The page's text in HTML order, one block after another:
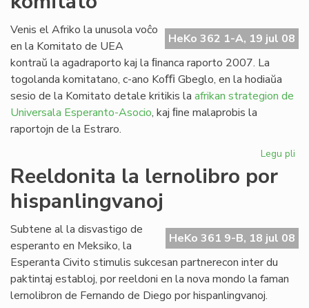
HeKo 362 1-A, 19 jul 08
Venis el Afriko la unusola voĉo
en la Komitato de UEA
kontraŭ la agadraporto kaj la ﬁnanca raporto 2007. La
togolanda komitatano, c-ano Koﬃ Gbeglo, en la hodiaŭa
sesio de la Komitato detale kritikis la afrikan strategion de
Universala Esperanto-Asocio, kaj ﬁne malaprobis la
raportojn de la Estraro.
Legu pli
Reeldonita la lernolibro por
hispanlingvanoj
HeKo 361 9-B, 18 jul 08
Subtene al la disvastigo de
esperanto en Meksiko, la
Esperanta Civito stimulis sukcesan partnerecon inter du
paktintaj establoj, por reeldoni en la nova mondo la faman
lernolibron de Fernando de Diego por hispanlingvanoj.